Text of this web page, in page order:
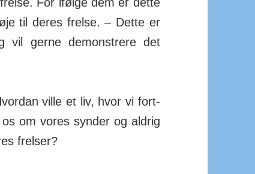
til deres frelse. – Dette er
vil gerne demon­strere det
ville et liv, hvor vi fort­
om vores synder og aldrig
frelser?